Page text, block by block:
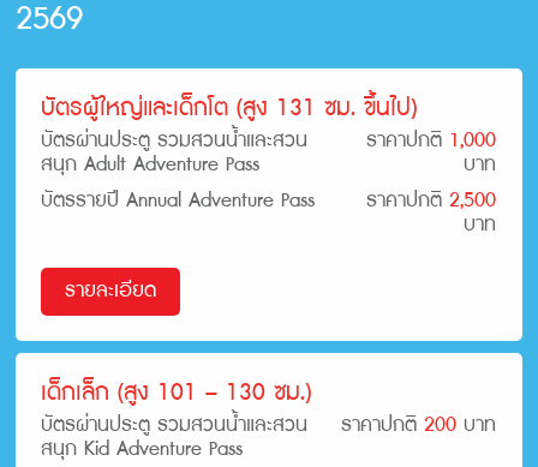
2569
บัตรผู้ใหญ่และเด็กโต (สูง 131 ซม. ขึ้นไป)
บัตรผ่านประตู รวมสวนน้ำและสวน
สนุก Adult Adventure Pass
ราคาปกติ 1,000
บาท
บัตรรายปี Annual Adventure Pass
ราคาปกติ 2,500
บาท
รายละเอียด
เด็กเล็ก (สูง 101 – 130 ซม.)
บัตรผ่านประตู รวมสวนน้ำและสวน
สนุก Kid Adventure Pass
ราคาปกติ 200 บาท